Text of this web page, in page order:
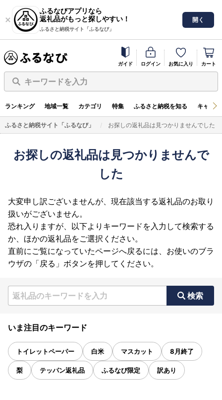
ふるなびアプリなら
返礼品がもっと探しやすい！
ふるさと納税サイト「ふるなび」
開く
ガイド ログイン お気に入り カート
キーワードを入力
ランキング 地域一覧 カテゴリ 特集 ふるさと納税を知る キャン
ふるさと納税サイト「ふるなび」 お探しの返礼品は見つかりませんでした
お探しの返礼品は見つかりませんで
した
大変申し訳ございませんが、現在該当する返礼品のお取り
扱いがございません。
恐れ入りますが、以下よりキーワードを入力して検索する
か、ほかの返礼品をご選択ください。
直前にご覧になっていたページへ戻るには、お使いのブラ
ウザの「戻る」ボタンを押してください。
検索
いま注目のキーワード
トイレットペーパー 白米 マスカット 8月終了
梨 テッパン返礼品 ふるなび限定 訳あり